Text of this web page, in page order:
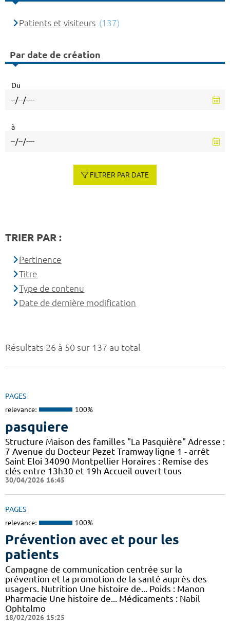
Résultats 26 à 50 sur 137 au total
PAGES
relevance: 100%
pasquiere
Structure Maison des familles "La Pasquière" Adresse :
7 Avenue du Docteur Pezet Tramway ligne 1 - arrêt
Saint Eloi 34090 Montpellier Horaires : Remise des
clés entre 13h30 et 19h Accueil ouvert tous
30/04/2026 16:45
PAGES
relevance: 100%
Prévention avec et pour les
patients
Campagne de communication centrée sur la
prévention et la promotion de la santé auprès des
usagers. Nutrition Une histoire de... Poids : Manon
Pharmacie Une histoire de... Médicaments : Nabil
Ophtalmo
18/02/2026 15:25
Patients et visiteurs (137)
Par date de création
Du
à
FILTRER PAR DATE
TRIER PAR :
Pertinence
Titre
Type de contenu
Date de dernière modification